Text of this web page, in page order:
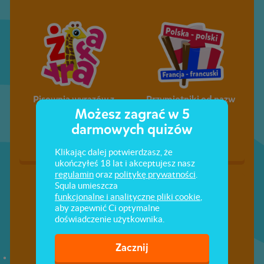
Pisownia wyrazów z
„ż”
Przymiotniki od nazw
państw
Możesz zagrać w 5
darmowych quizów
Klikając dalej potwierdzasz, że
ukończyłeś 18 lat i akceptujesz nasz
regulaminoraz politykę prywatności
Squla umieszcza
funkcjonalne i analityczne pliki cookie
aby zapewnić Ci optymalne
doświadczenie użytkownika.
Zacznij